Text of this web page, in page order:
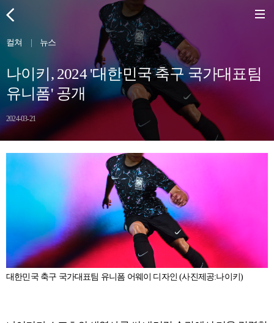
컬쳐 뉴스
나이키, 2024 '대한민국 축구 국가대표팀
유니폼' 공개
2024-03-21
대한민국 축구 국가대표팀 유니폼 어웨이 디자인 (사진제공:나이키)